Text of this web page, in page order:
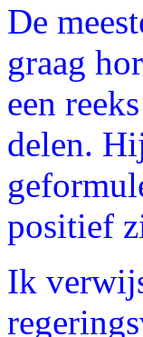
De
graag
een
delen.
positief
Ik